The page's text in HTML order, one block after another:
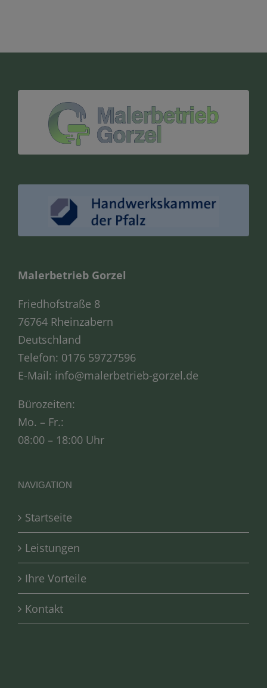
Malerbetrieb Gorzel
Friedhofstraße 8
76764 Rheinzabern
Deutschland
Telefon: 0176 59727596
E-Mail: info@malerbetrieb-gorzel.de
Bürozeiten:
Mo. – Fr.:
08:00 – 18:00 Uhr
NAVIGATION
Startseite
Leistungen
Ihre Vorteile
Kontakt